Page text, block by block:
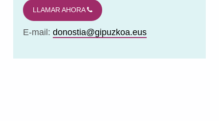
LLAMAR AHORA
E-mail: donostia@gipuzkoa.eus